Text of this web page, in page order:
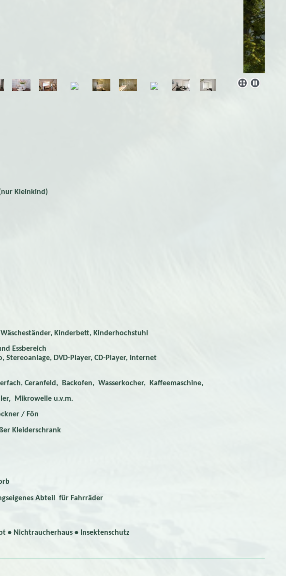
Kleinkind)
Kinderbett, Kinderhochstuhl
DVD-Player, CD-Player, Internet
Backofen, Wasserkocher, Kaffeemaschine,
u.v.m.
/ Fön
Kleiderschrank
Abteil für Fahrräder
• Nichtraucherhaus • Insektenschutz